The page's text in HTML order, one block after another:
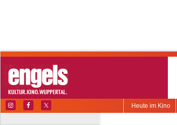
Heute im Kino